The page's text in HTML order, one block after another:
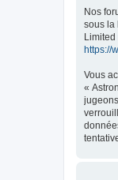
Nos
sous la
https://
Vous
«